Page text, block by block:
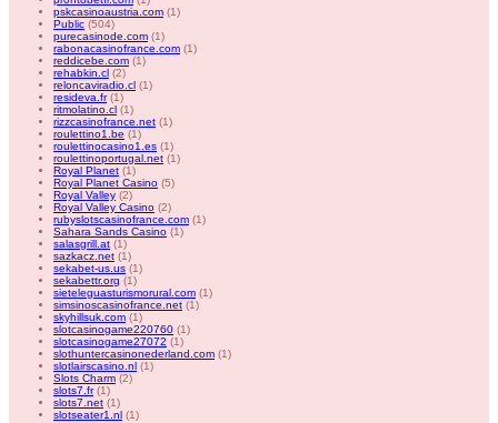
pskcasinoaustria.com (1)
Public (504)
purecasinode.com (1)
rabonacasinofrance.com (1)
reddicebe.com (1)
rehabkin.cl (2)
reloncaviradio.cl (1)
resideva.fr(1)
ritmolatino.cl (1)
rizzcasinofrance.net (1)
roulettino1.be (1)
roulettinocasino1.es (1)
roulettinoportugal.net (1)
Royal Planet (1)
Royal Planet Casino (5)
Royal Valley (2)
Royal Valley Casino (2)
rubyslotscasinofrance.com (1)
Sahara Sands Casino (1)
salasgrill.at (1)
sazkacz.net (1)
sekabet-us.us (1)
sekabettr.org (1)
sieteleguasturismorural.com (1)
simsinoscasinofrance.net (1)
skyhillsuk.com (1)
slotcasinogame220760 (1)
slotcasinogame27072 (1)
slothuntercasinonederland.com (1)
slotlairscasino.nl (1)
Slots Charm (2)
slots7.fr(1)
slots7.net (1)
slotseater1.nl (1)